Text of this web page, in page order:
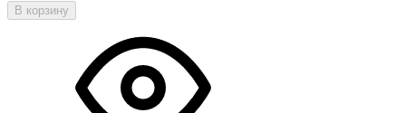
В корзину